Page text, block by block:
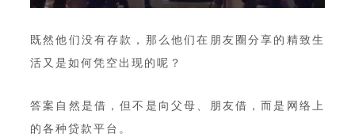
既然他们没有存款，那么他们在朋友圈分享的精致生
活又是如何凭空出现的呢？
答案自然是借，但不是向父母、朋友借，而是网络上
的各种贷款平台。